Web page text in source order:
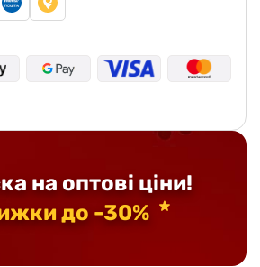
на оптові ціни!
до -30%